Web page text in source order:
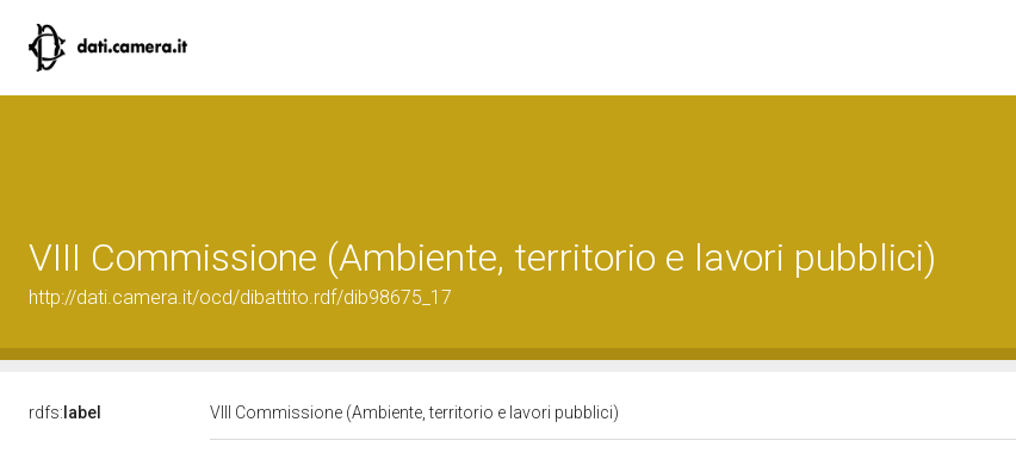
VIII Commissione (Ambiente, territorio e lavori pubblici)
http://dati.camera.it/ocd/dibattito.rdf/dib98675_17
rdfs: label VIII Commissione (Ambiente, territorio e lavori pubblici)